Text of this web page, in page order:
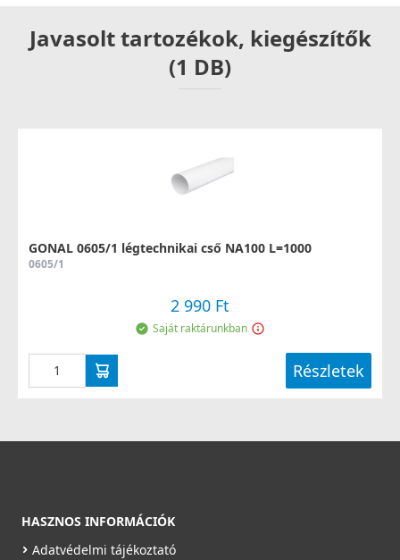
Javasolt tartozékok, kiegészítők
(1 DB)
GONAL 0605/1 légtechnikai cső NA100 L=1000
0605/1
2 990 Ft
Saját raktárunkban
Részletek
HASZNOS INFORMÁCIÓK
Adatvédelmi tájékoztató